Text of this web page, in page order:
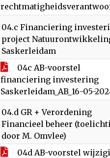
04.c Financiering
project
Saskerleidam
04c AB-voorstel
financiering investering
Saskerleidam_AB_16-05-
04.d GR + Verordening
Financieel beheer
door M. Omvlee)
04d AB-voorstel